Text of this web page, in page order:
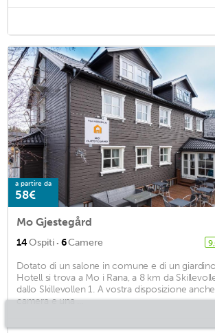
a partire da
58€
Mo Gjestegård
14Ospiti · 6Camere
Dotato di un salone in comune e di un
Hotell si trova a Mo i Rana, a 8 km da
dallo Skillevollen 1. A vostra disposizione
camera e una ...